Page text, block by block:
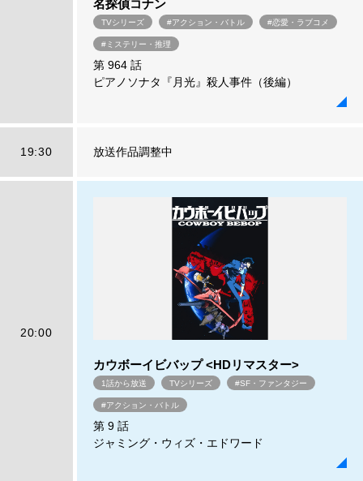
名探偵コナン
TVシリーズ #アクション・バトル #恋愛・ラブコメ
#ミステリー・推理
第 964 話
ピアノソナタ『月光』殺人事件（後編）
19:30 放送作品調整中
20:00
カウボーイビバップ <HDリマスター>
1話から放送 TVシリーズ #SF・ファンタジー
#アクション・バトル
第 9 話
ジャミング・ウィズ・エドワード